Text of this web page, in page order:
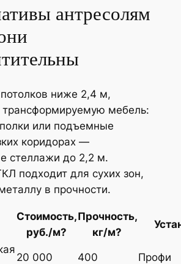
антресолям
ниже 2,4 м,
трансформируемую мебель:
или подъемные
коридорах —
стеллажи до 2,2 м.
подходит для сухих зон,
в прочности.
Стоимость,
руб./м?
Прочность,
кг/м?
20 000 400 Профи